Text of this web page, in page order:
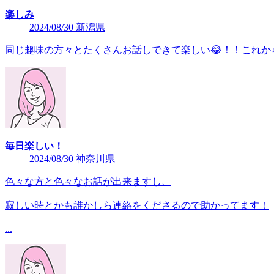
楽しみ
2024/08/30 新潟県
同じ趣味の方々とたくさんお話しできて楽しい😂！！これか
毎日楽しい！
2024/08/30 神奈川県
色々な方と色々なお話が出来ますし、
寂しい時とかも誰かしら連絡をくださるので助かってます！
...